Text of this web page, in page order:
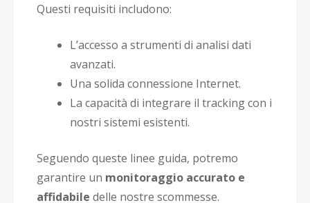
Questi requisiti includono:
L’accesso a strumenti di analisi dati
avanzati.
Una solida connessione Internet.
La capacità di integrare il tracking con i
nostri sistemi esistenti.
Seguendo queste linee guida, potremo
garantire un monitoraggio accurato e
affidabile delle nostre scommesse.